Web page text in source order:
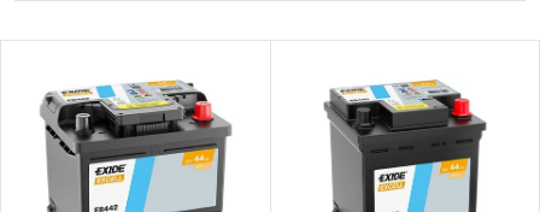
a
Abecedně